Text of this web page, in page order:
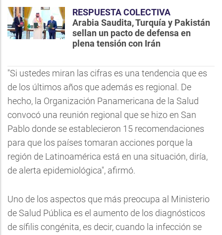
RESPUESTA COLECTIVA
Arabia Saudita, Turquía y Pakistán
sellan un pacto de defensa en
plena tensión con Irán
"Si ustedes miran las cifras es una tendencia que es
de los últimos años que además es regional. De
hecho, la Organización Panamericana de la Salud
convocó una reunión regional que se hizo en San
Pablo donde se establecieron 15 recomendaciones
para que los países tomaran acciones porque la
región de Latinoamérica está en una situación, diría,
de alerta epidemiológica", afirmó.
Uno de los aspectos que más preocupa al Ministerio
de Salud Pública es el aumento de los diagnósticos
de sífilis congénita, es decir, cuando la infección se